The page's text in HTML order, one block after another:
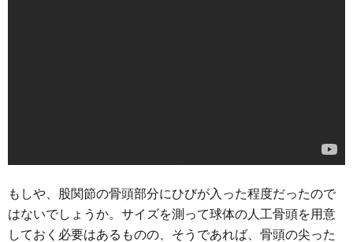
もしや、股関節の骨頭部分にひびが入った程度だったので
はないでしょうか。サイズを測って球体の人工骨頭を用意
しておく必要はあるものの、そうであれば、骨頭の尖った